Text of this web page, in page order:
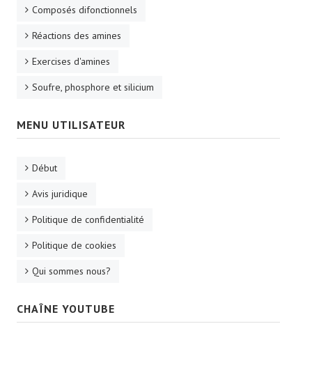
Composés difonctionnels
Réactions des amines
Exercises d'amines
Soufre, phosphore et silicium
MENU UTILISATEUR
Début
Avis juridique
Politique de confidentialité
Politique de cookies
Qui sommes nous?
CHAÎNE YOUTUBE